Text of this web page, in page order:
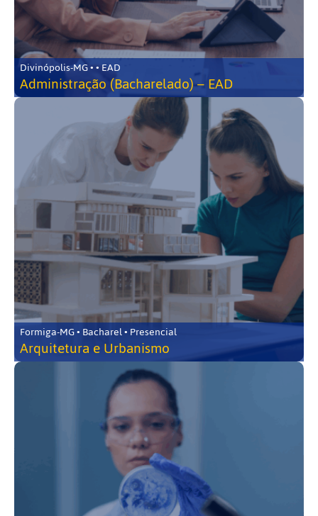
Divinópolis-MG • • EAD
Administração (Bacharelado) – EAD
Formiga-MG • Bacharel • Presencial
Arquitetura e Urbanismo